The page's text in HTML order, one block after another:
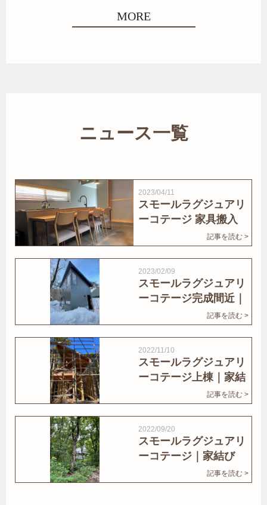
MORE
ニュース一覧
2023/04/11
スモールラグジュアリ
ーコテージ 家具搬入
記事を読む >
2023/02/09
スモールラグジュアリ
ーコテージ完成間近｜
記事を読む >
2022/11/10
スモールラグジュアリ
ーコテージ上棟｜家結
記事を読む >
2022/09/20
スモールラグジュアリ
ーコテージ｜家結び
記事を読む >